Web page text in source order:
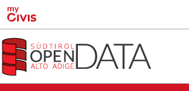
Skip to main content